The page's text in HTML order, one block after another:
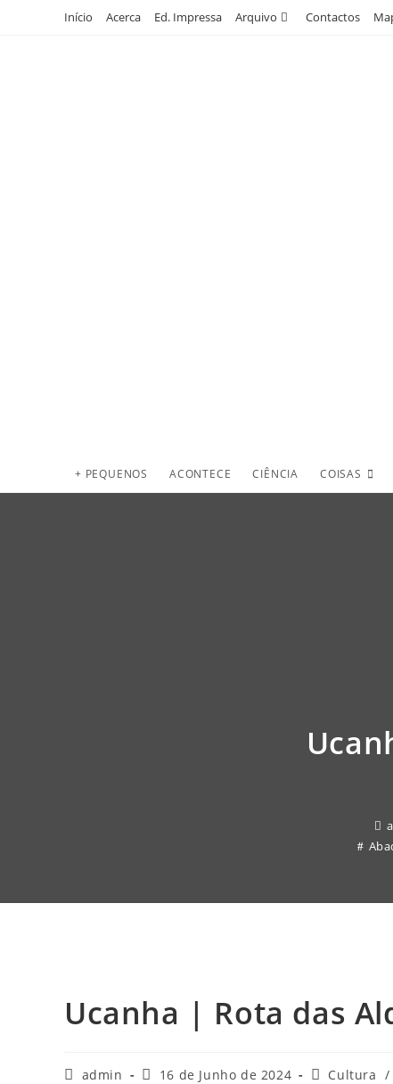
Início Acerca Ed. Impressa Arquivo Contactos
+ PEQUENOS ACONTECE CIÊNCIA COISAS
Ucanha | Rota das
Postadmin
Post16 de Junho de 2024
PostCultura /